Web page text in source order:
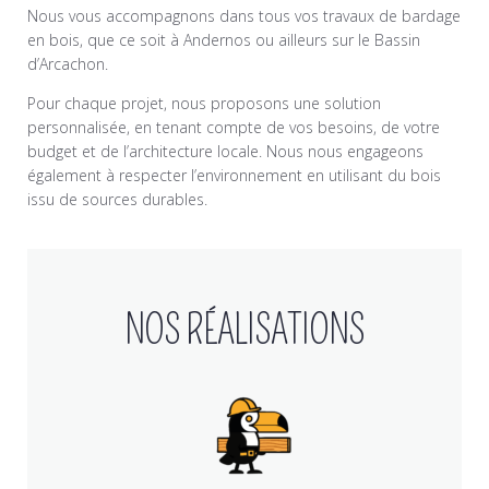
Nous vous accompagnons dans tous vos travaux de bardage
en bois, que ce soit à Andernos ou ailleurs sur le Bassin
d’Arcachon.
Pour chaque projet, nous proposons une solution
personnalisée, en tenant compte de vos besoins, de votre
budget et de l’architecture locale. Nous nous engageons
également à respecter l’environnement en utilisant du bois
issu de sources durables.
NOS RÉALISATIONS
Réalisation de charpente bois
sur la Teste de Buch